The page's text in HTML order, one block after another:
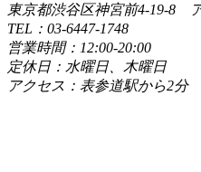
東京都渋谷区神宮前4-19-8
TEL：03-6447-1748
営業時間：12:00-20:00
定休日：水曜日、木曜日
アクセス：表参道駅から2分